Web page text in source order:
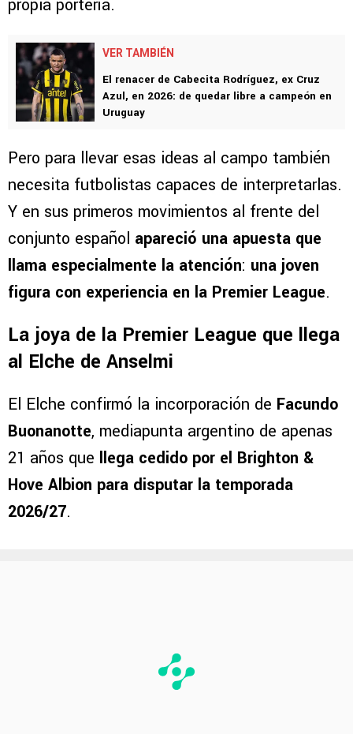
propia portería.
VER TAMBIÉN
El renacer de Cabecita Rodríguez, ex Cruz
Azul, en 2026: de quedar libre a campeón en
Uruguay
Pero para llevar esas ideas al campo también
necesita futbolistas capaces de interpretarlas.
Y en sus primeros movimientos al frente del
conjunto español apareció una apuesta que
llama especialmente la atención: una joven
figura con experiencia en la Premier League.
La joya de la Premier League que llega
al Elche de Anselmi
El Elche confirmó la incorporación de Facundo
Buonanotte, mediapunta argentino de apenas
21 años que llega cedido por el Brighton &
Hove Albion para disputar la temporada
2026/27.